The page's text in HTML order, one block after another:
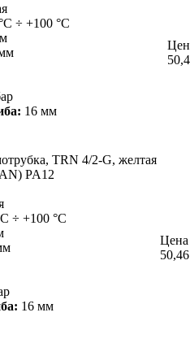
÷ +100 °С
16 мм
TRN 4/2-G, желтая
PA12
÷ +100 °С
16 мм
50,46